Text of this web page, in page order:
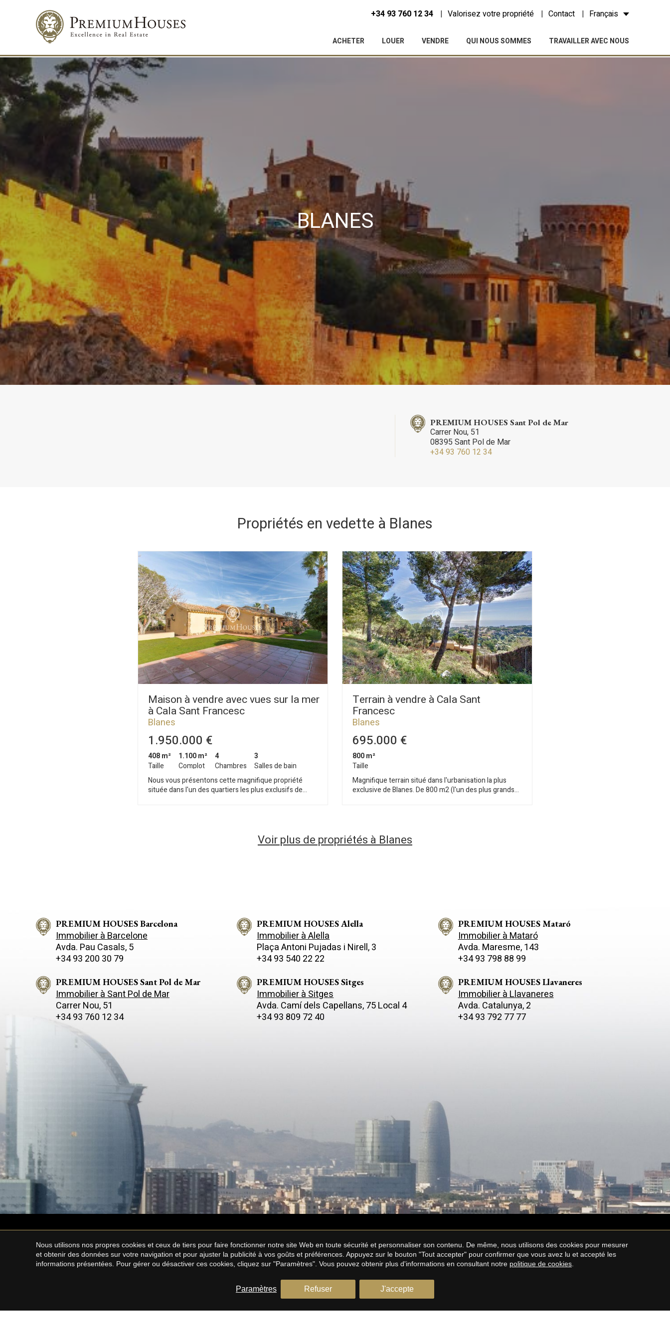
+34 93 760 12 34 Valorisez votre propriété Contact Français
ACHETER LOUER VENDRE QUI NOUS SOMMES TRAVAILLER AVEC NOUS
BLANES
PREMIUM HOUSES Sant Pol de Mar
Carrer Nou, 51
08395 Sant Pol de Mar
+34 93 760 12 34
Propriétés en vedette à Blanes
Maison à vendre avec vues sur la mer
à Cala Sant Francesc
Blanes
1.950.000 €
408 m²
Taille
1.100 m²
Complot
4
Chambres
3
Salles de bain
Nous vous présentons cette magnifique propriété
située dans l'un des quartiers les plus exclusifs de
principal situé au premier étage comprend un hall
spacieux communiquant avec le salon/salle à manger
l'extérieur suivie d'une salle de bains complète et d'une
chambre double avec penderies encastrées. La partie
nuit comprend une chambre double avec dressing, une
salle de bains complète, une grande suite avec salle de
bains et dressing et une autre chambre double avec
garage pouvant accueillir deux voitures, une salle de
stockage et un local technique. L'extérieur de la
propriété dispose de plusieurs terrasses, d'une
terrasse-porche avec barbecue, d'un jacuzzi avec vues
sur la mer, le tout entouré de magnifiques espaces de
Terrain à vendre à Cala Sant
Francesc
Blanes
695.000 €
800 m²
Taille
Magnifique terrain situé dans l'urbanisation la plus
exclusive de Blanes. De 800 m2 (l'un des plus grands
facile à la plage et à 1km du centre-ville de Blanes, l'une
des principales destinations touristiques de la Costa
Voir plus de propriétés à Blanes
PREMIUM HOUSES Barcelona
Immobilier à Barcelone
Avda. Pau Casals, 5
+34 93 200 30 79
PREMIUM HOUSES Alella
Immobilier à Alella
Plaça Antoni Pujadas i Nirell, 3
+34 93 540 22 22
PREMIUM HOUSES Mataró
Immobilier à Mataró
Avda. Maresme, 143
+34 93 798 88 99
PREMIUM HOUSES Sant Pol de Mar
Immobilier à Sant Pol de Mar
Carrer Nou, 51
+34 93 760 12 34
PREMIUM HOUSES Sitges
Immobilier à Sitges
Avda. Camí­ dels Capellans, 75 Local 4
+34 93 809 72 40
PREMIUM HOUSES Llavaneres
Immobilier à Llavaneres
Avda. Catalunya, 2
+34 93 792 77 77
Nous utilisons nos propres cookies et ceux de tiers pour faire fonctionner notre site Web en toute sécurité et personnaliser son contenu. De même, nous utilisons des cookies pour mesurer
et obtenir des données sur votre navigation et pour ajuster la publicité à vos goûts et préférences. Appuyez sur le bouton "Tout accepter" pour confirmer que vous avez lu et accepté les
informations présentées. Pour gérer ou désactiver ces cookies, cliquez sur "Paramètres". Vous pouvez obtenir plus d'informations en consultant notre politique de cookies
Paramètres Refuser J'accepte
Modifier les cookies
Technique et Fonctionnel
Toujours actif
Ce site Web utilise ses propres cookies pour collecter des informations afin
d'améliorer nos services. Si vous continuez à naviguer, vous acceptez leur installation.
L'utilisateur a la possibilité de configurer son navigateur, pouvant, s'il le souhaite,
empêcher leur installation sur son disque dur, même s'il doit garder à l'esprit qu'une
telle action peut entraîner des difficultés de navigation sur le site.
Analyse et Personnalisation
Ils permettent le suivi et l'analyse du comportement des utilisateurs de ce site. Les
informations collectées via ce type de cookies sont utilisées pour mesurer l'activité du
Web pour l'élaboration des profils de navigation des utilisateurs afin d'introduire des
améliorations basées sur l'analyse des données d'utilisation effectuée par les
utilisateurs du service. . Ils nous permettent de sauvegarder les informations de
préférence de l'utilisateur pour améliorer la qualité de nos services et offrir une
meilleure expérience grâce aux produits recommandés.
Ces cookies sont utilisés pour stocker des informations sur les préférences et les choix
personnels de l'utilisateur grâce à l'observation continue de ses habitudes de
navigation. Grâce à eux, nous pouvons connaître les habitudes de navigation sur le
site Web et afficher des publicités liées au profil de navigation de l'utilisateur.